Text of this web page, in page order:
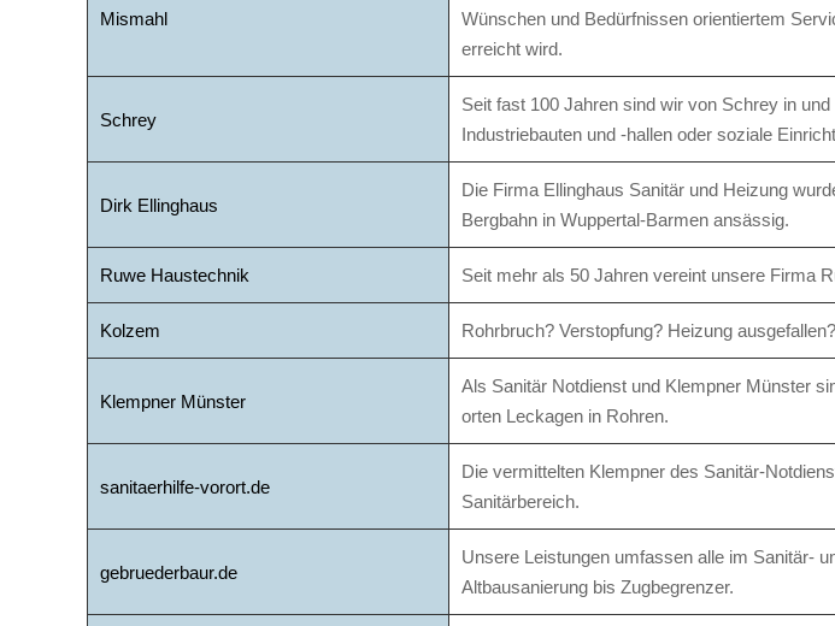
Mismahl
Wünschen und Bedürfnissen orientiertem
erreicht wird.
Schrey
Seit fast 100 Jahren sind wir von Schrey in
Industriebauten und -hallen oder soziale
Dirk Ellinghaus
Die Firma Ellinghaus Sanitär und Heizung
Bergbahn in Wuppertal-Bar­men ansässig.
Ruwe Haustechnik Seit mehr als 50 Jahren vereint unsere Firma
Kolzem Rohrbruch? Verstopfung? Heizung
Klempner Münster
Als Sanitär Notdienst und Klempner Münster
orten Leckagen in Rohren.
sanitaerhilfe-vorort.de
Die vermittelten Klempner des Sanitär-
Sanitärbereich.
gebruederbaur.de
Unsere Leistungen umfassen alle im Sanitär-
Altbausanierung bis Zugbegrenzer.